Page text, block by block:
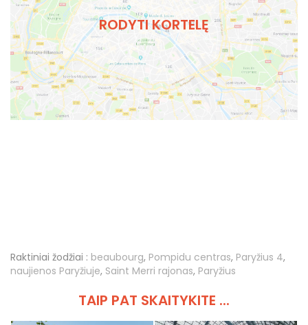
RODYTI KORTELĘ
Raktiniai žodžiai : beaubourg, Pompidu centras, Paryžius 4,
naujienos Paryžiuje, Saint Merri rajonas, Paryžius
TAIP PAT SKAITYKITE ...